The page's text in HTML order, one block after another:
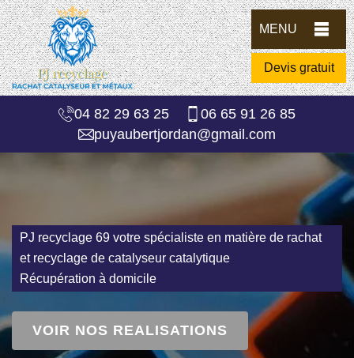
MENU
Devis gratuit
04 82 29 63 25
06 65 91 26 85
puyaubertjordan@gmail.com
PJ recyclage 69 votre spécialiste en matière de rachat
et recyclage de catalyseur catalytique
Récupération à domicile
VOIR NOS REALISATIONS